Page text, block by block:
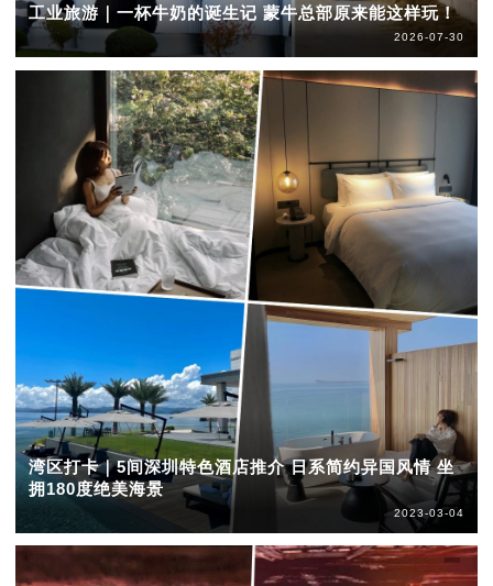
工业旅游｜一杯牛奶的诞生记 蒙牛总部原来能这样玩！
2026-07-30
湾区打卡｜5间深圳特色酒店推介 日系简约异国风情 坐
拥180度绝美海景
2023-03-04